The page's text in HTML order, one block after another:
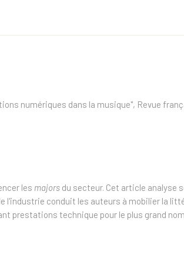
numériques dans la musique", Revue
les majors du secteur. Cet article analyse
conduit les auteurs à mobilier la
prestations technique pour le plus grand